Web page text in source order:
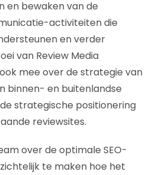
en bewaken van de
activiteiten die
en verder
van Review Media
mee over de strategie van
binnen- en buitenlandse
strategische positionering
reviewsites.
over de optimale SEO-
te maken hoe het